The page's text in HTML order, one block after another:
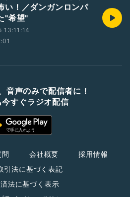
い！／ダンガンロンパ
"希望"
音声のみで配信者に！
今すぐラジオ配信
問 会社概要
採用情報
引法に基づく表記
法に基づく表示